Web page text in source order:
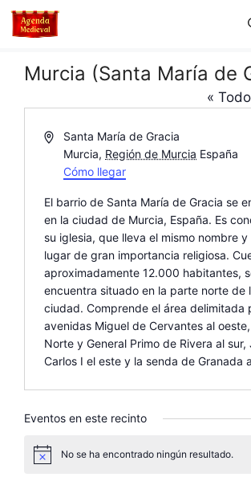
Saltar
Murcia (Santa María de
«
D
c
c
i
ó
n
Santa María de Gracia
Murcia, Región de Murcia España
Cómo llegar
El barrio de Santa María de Gracia se
en la ciudad de Murcia, España. Es
su iglesia, que lleva el mismo nombre y
lugar de gran importancia religiosa.
aproximadamente 12.000 habitantes,
encuentra situado en la parte norte de
ciudad. Comprende el área delimitada
avenidas Miguel de Cervantes al
Norte y General Primo de Rivera al sur,
Carlos I el este y la senda de Granada
Eventos en este recinto
No se ha encontrado ningún resultado.